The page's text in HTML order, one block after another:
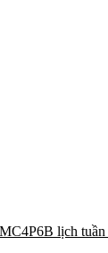
lịch tuần